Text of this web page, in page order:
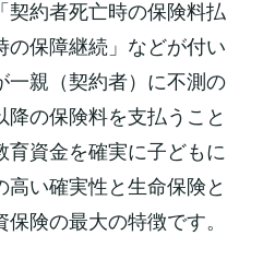
契約者死亡時の保険料払
の保障継続」などが付い
一親（契約者）に不測の
の保険料を支払うこと
育資金を確実に子どもに
い確実性と生命保険と
険の最大の特徴です。